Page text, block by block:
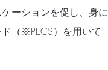
ーションを促し、身に
（※PECS）を用いて